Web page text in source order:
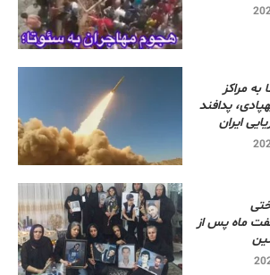
به مراکز
پدافند
ایران
ماه پس از